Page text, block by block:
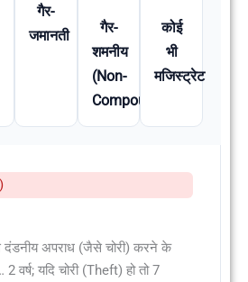
गैर-
जमानती
गैर-
शमनीय
(Non-
Compoundable)
कोई
भी
मजिस्ट्रेट
दंडनीय अपराध (जैसे चोरी) करने के
वर्ष; यदि चोरी (Theft) हो तो 7